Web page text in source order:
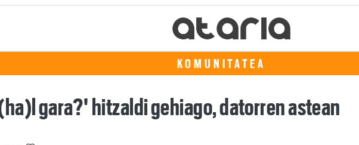
KOMUNITATEA
gara?' hitzaldi gehiago, datorren astean